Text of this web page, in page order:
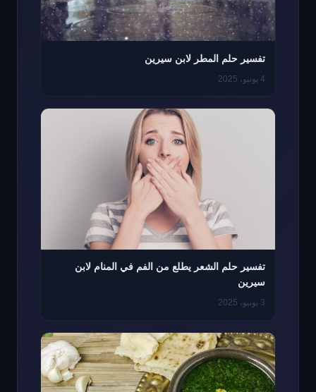
تفسير حلم المطر لابن سيرين
4 يونيو، 2025
تفسير حلم الشعر يطلع من الفم في المنام لابن
سيرين
3 يونيو، 2025